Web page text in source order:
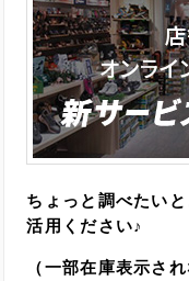
ちょっと調べたい
活用ください♪
（一部在庫表示さ